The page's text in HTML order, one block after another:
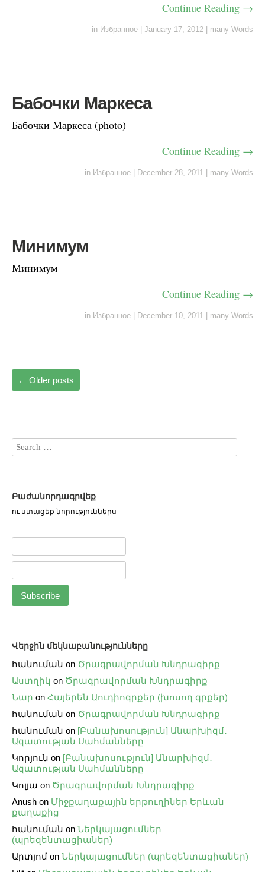
Continue Reading →
in Избранное January 17, 2012 many Words
Бабочки Маркеса
Бабочки Маркеса (photo)
Continue Reading →
in Избранное December 28, 2011 many Words
Минимум
Минимум
Continue Reading →
in Избранное December 10, 2011 many Words
← Older posts
Բաժանորդագրվեք
ու ստացեք նորություններս
Վերջին մեկնաբանությունները
հանուման on Ծրագրավորման Խնդրագիրք
Աստղիկ on Ծրագրավորման Խնդրագիրք
Նար on Հայերեն Աուդիոգրքեր (խոսող գրքեր)
հանուման on Ծրագրավորման Խնդրագիրք
հանուման on [Բանախոսություն] Անարխիզմ․
Ազատության Սահմանները
Կորյուն on [Բանախոսություն] Անարխիզմ․
Ազատության Սահմանները
Կոլյա on Ծրագրավորման Խնդրագիրք
Anush on Միջքաղաքային երթուղիներ Երևան
քաղաքից
հանուման on Ներկայացումներ
(պրեզենտացիաներ)
Արտյոմ on Ներկայացումներ (պրեզենտացիաներ)